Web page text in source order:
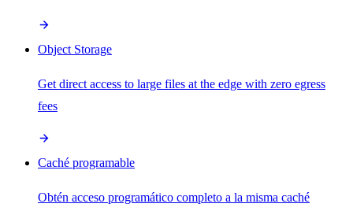
Object Storage
Get direct access to large files at the edge with zero egress
fees
Caché programable
Obtén acceso programático completo a la misma caché